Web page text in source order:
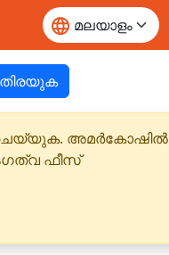
തിരയുക
അമർകോഷിൽ
ഫീസ്